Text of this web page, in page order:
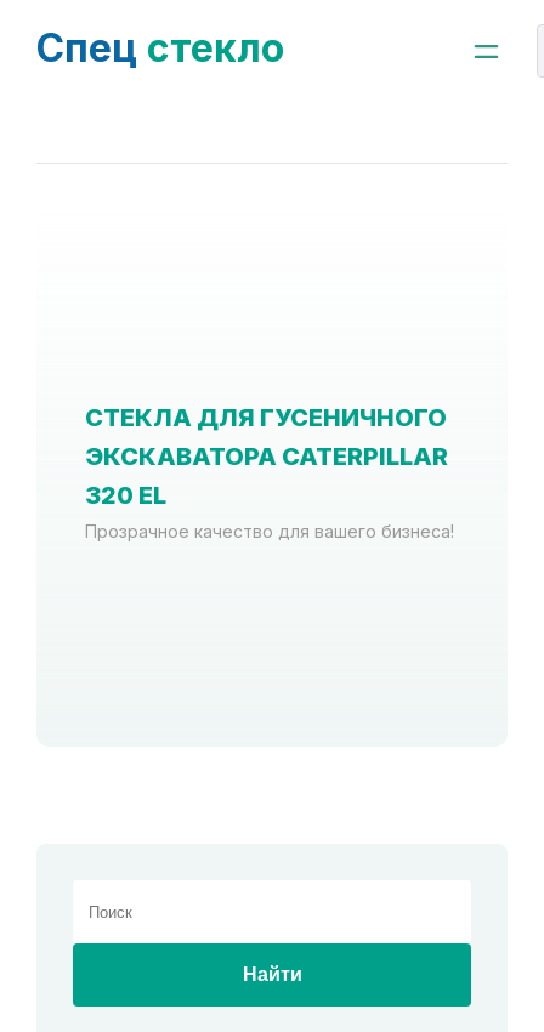
Спец стекло
СТЕКЛА ДЛЯ ГУСЕНИЧНОГО
ЭКСКАВАТОРА CATERPILLAR
320 EL
Прозрачное качество для вашего бизнеса!
Найти